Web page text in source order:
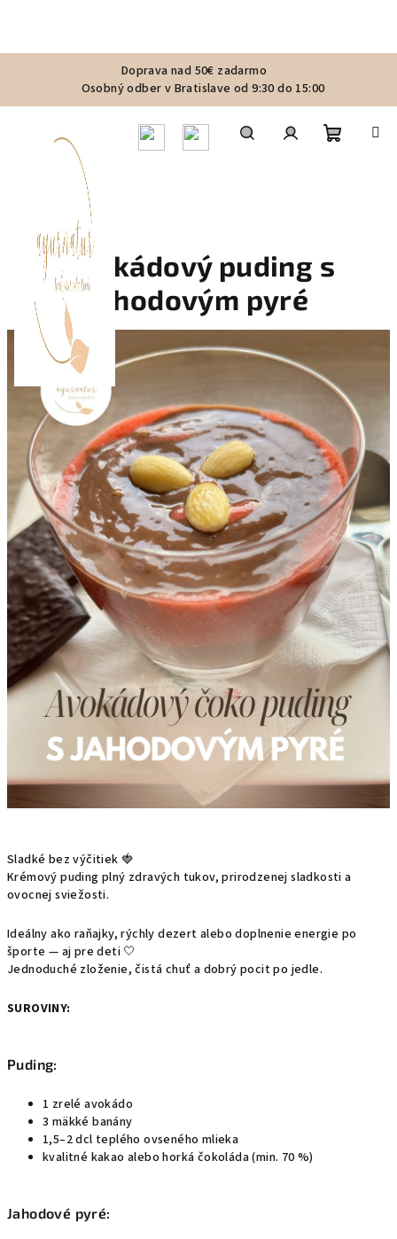
Doprava nad 50€ zadarmo
Osobný odber v Bratislave od 9:30 do 15:00
Avokádový puding s
jahodovým pyré
Sladké bez výčitiek 🍓
Krémový puding plný zdravých tukov, prirodzenej sladkosti a
ovocnej sviežosti.
Ideálny ako raňajky, rýchly dezert alebo doplnenie energie po
športe — aj pre deti 🤍
Jednoduché zloženie, čistá chuť a dobrý pocit po jedle.
SUROVINY:
Puding:
1 zrelé avokádo
3 mäkké banány
1,5–2 dcl teplého ovseného mlieka
kvalitné kakao alebo horká čokoláda (min. 70 %)
Jahodové pyré: